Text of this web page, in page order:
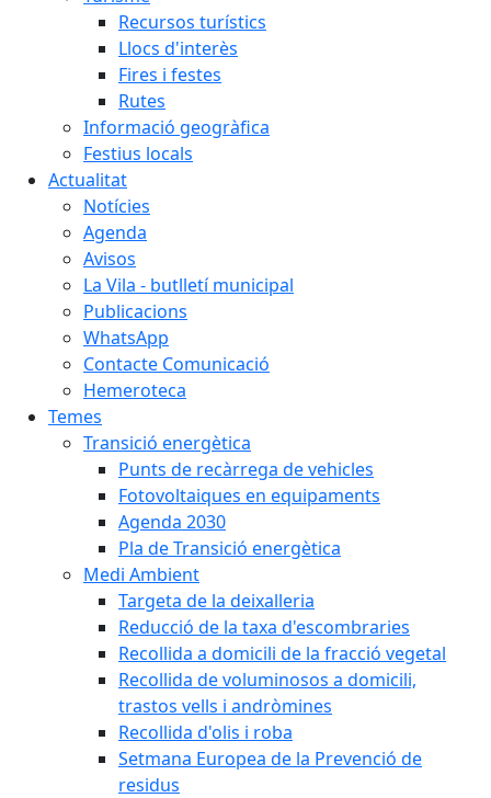
Recursos turístics
Llocs d'interès
Fires i festes
Rutes
Informació geogràfica
Festius locals
Actualitat
Notícies
Agenda
Avisos
La Vila - butlletí municipal
Publicacions
WhatsApp
Contacte Comunicació
Hemeroteca
Temes
Transició energètica
Punts de recàrrega de vehicles
Fotovoltaiques en equipaments
Agenda 2030
Pla de Transició energètica
Medi Ambient
Targeta de la deixalleria
Reducció de la taxa d'escombraries
Recollida a domicili de la fracció vegetal
Recollida de voluminosos a domicili,
trastos vells i andròmines
Recollida d'olis i roba
Setmana Europea de la Prevenció de
residus